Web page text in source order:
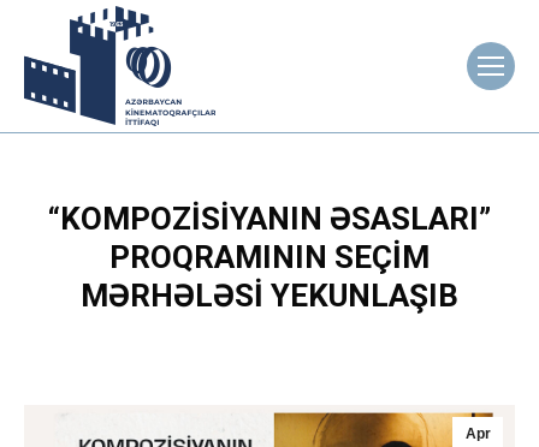
“KOMPOZISIYANIN ƏSASLARI”
PROQRAMININ SEÇIM
MƏRHƏLƏSI YEKUNLAŞIB
Apr